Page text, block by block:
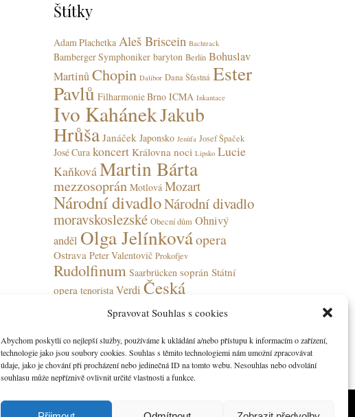
Spravovat Souhlas s cookies
Abychom poskytli co nejlepší služby, používáme k ukládání a/nebo přístupu k informacím o zařízení,
technologie jako jsou soubory cookies. Souhlas s těmito technologiemi nám umožní zpracovávat
údaje, jako je chování při procházení nebo jedinečná ID na tomto webu. Nesouhlas nebo odvolání
souhlasu může nepříznivě ovlivnit určité vlastnosti a funkce.
i
s
Štítky
Adam Plachetka Aleš Briscein Bachtrack
Bamberger Symphoniker baryton Berlín Bohuslav
MartinůChopin Dalibor Dana Šťastná Ester
Pavlů Filharmonie Brno ICMA Inkantace
Ivo KahánekJakub
Hrůša Janáček Japonsko Jenůfa Josef Špaček
José Cura koncert Královna noci Lipsko Lucie
KaňkováMartin Bárta
mezzosoprán Motlová Mozart
Národní divadloNárodní divadlo
moravskoslezské Obecní dům Ohnivý
anděl Olga Jelínkováopera
Ostrava Peter Valentovič Prokofjev
Rudolfinum Saarbrücken soprán Státní
opera tenorista Verdi Česká
filharmonie